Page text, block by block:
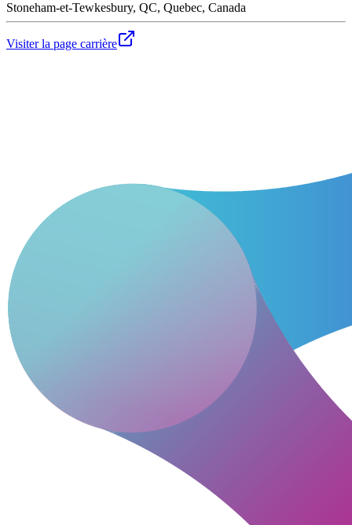
Stoneham-et-Tewkesbury, QC, Quebec, Canada
Visiter la page carrière